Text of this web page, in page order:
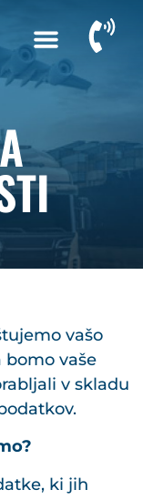
vašo
bomo vaše
v skladu
ki jih